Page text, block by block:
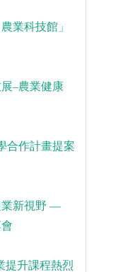
業科技館」
–農業健康
合作計畫提案
業新視野 —
提升課程熱烈